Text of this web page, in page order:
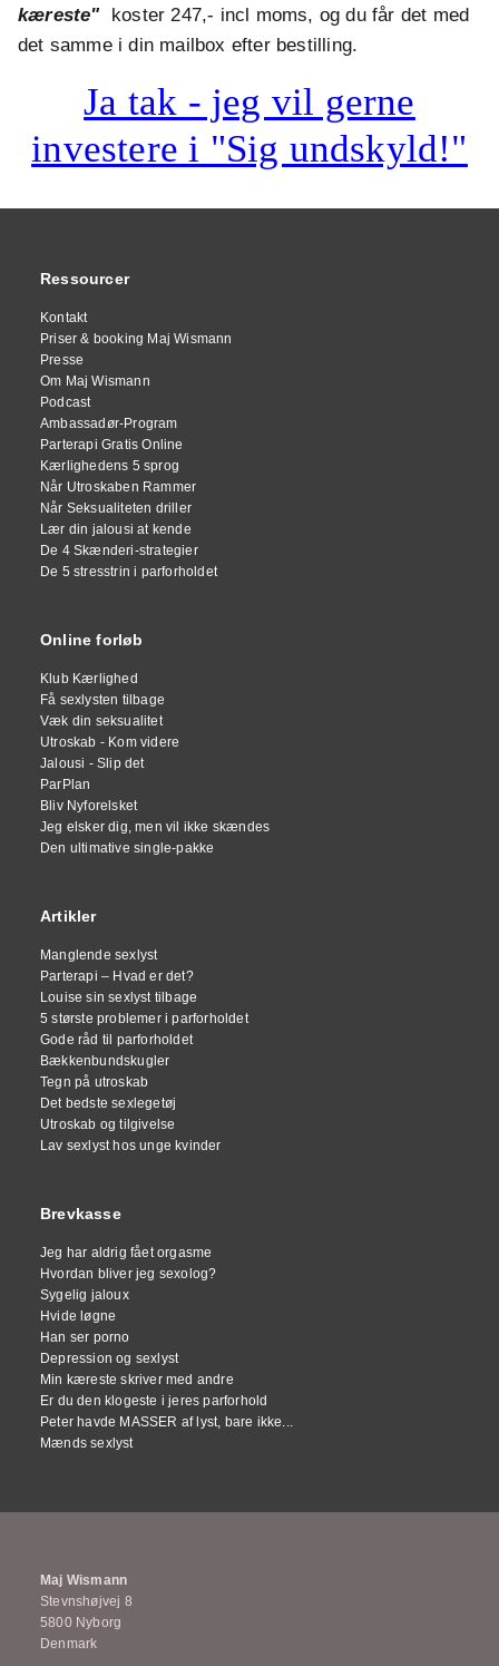
kæreste" koster 247,- incl moms, og du får det med
det samme i din mailbox efter bestilling.
Ja tak - jeg vil gerne
investere i "Sig undskyld!"
Ressourcer
Kontakt
Priser & booking Maj Wismann
Presse
Om Maj Wismann
Podcast
Ambassadør-Program
Parterapi Gratis Online
Kærlighedens 5 sprog
Når Utroskaben Rammer
Når Seksualiteten driller
Lær din jalousi at kende
De 4 Skænderi-strategier
De 5 stresstrin i parforholdet
Online forløb
Klub Kærlighed
Få sexlysten tilbage
Væk din seksualitet
Utroskab - Kom videre
Jalousi - Slip det
ParPlan
Bliv Nyforelsket
Jeg elsker dig, men vil ikke skændes
Den ultimative single-pakke
Artikler
Manglende sexlyst
Parterapi – Hvad er det?
Louise sin sexlyst tilbage
5 største problemer i parforholdet
Gode råd til parforholdet
Bækkenbundskugler
Tegn på utroskab
Det bedste sexlegetøj
Utroskab og tilgivelse
Lav sexlyst hos unge kvinder
Brevkasse
Jeg har aldrig fået orgasme
Hvordan bliver jeg sexolog?
Sygelig jaloux
Hvide løgne
Han ser porno
Depression og sexlyst
Min kæreste skriver med andre
Er du den klogeste i jeres parforhold
Peter havde MASSER af lyst, bare ikke...
Mænds sexlyst
Maj Wismann
Stevnshøjvej 8
5800 Nyborg
Denmark